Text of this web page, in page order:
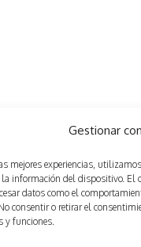
Gestionar
mejores experiencias,
la información del dispositivo. El
datos como el
consentir o retirar el
y funciones.